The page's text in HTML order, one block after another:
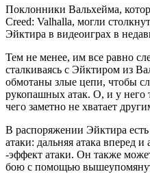
Поклонники Вальхейма,
Creed: Valhalla, могли
Эйктира в видеоиграх в
Тем не менее, им все равно
сталкиваясь с Эйктиром из
обмотаны злые цепи, чтобы
рукопашных атак. О, и у него
чего заметно не хватает
В распоряжении Эйктира
атаки: дальняя атака вперед
-эффект атаки. Он также
бою с помощью